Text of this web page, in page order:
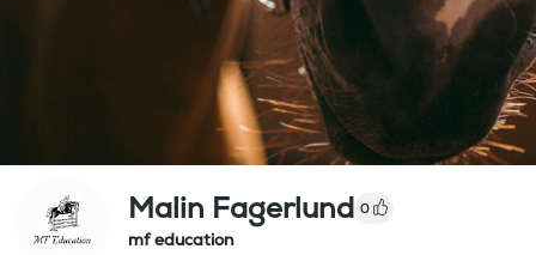
Malin Fagerlund 0
mf education